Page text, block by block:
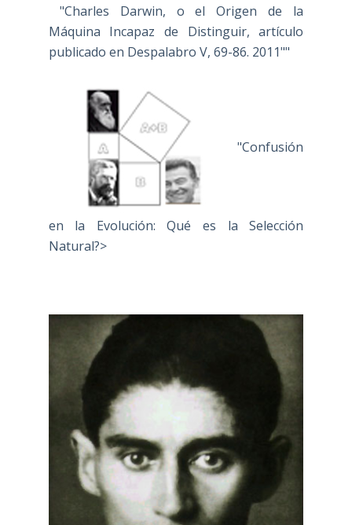
"Charles Darwin, o el Origen de la
Máquina Incapaz de Distinguir, artículo
publicado en Despalabro V, 69-86. 2011""
"Confusión
en la Evolución: Qué es la Selección
Natural?>